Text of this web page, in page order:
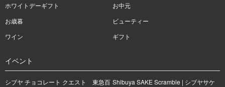
ホワイトデーギフト
お中元
お歳暮
ビューティー
ワイン
ギフト
イベント
シブヤ チョコレート クエスト 東急百 Shibuya SAKE Scramble | シブヤサケ